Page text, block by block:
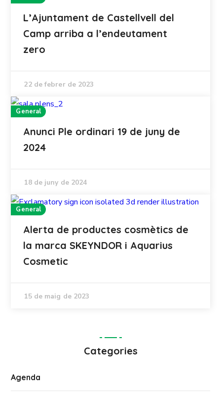
L’Ajuntament de Castellvell del
Camp arriba a l’endeutament
zero
22 de febrer de 2023
General
Anunci Ple ordinari 19 de juny de
2024
18 de juny de 2024
General
Alerta de productes cosmètics de
la marca SKEYNDOR i Aquarius
Cosmetic
15 de maig de 2023
Categories
Agenda